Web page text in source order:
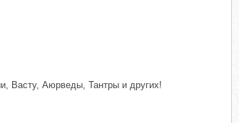
Васту, Аюрведы, Тантры и других!